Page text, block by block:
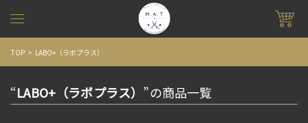
TOP LABO+（ラボプラス）
“LABO+（ラボプラス） ”の商品一覧